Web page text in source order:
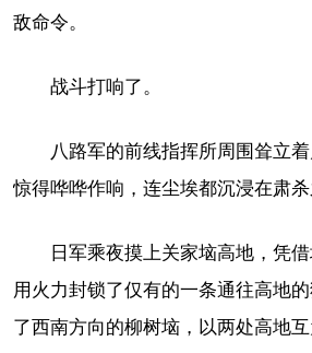
敌命令。
战斗打响了。
八路军的前线指挥所周围耸立
惊得哗哗作响，连尘埃都沉浸在肃杀
日军乘夜摸上关家垴高地，凭
用火力封锁了仅有的一条通往高地
了西南方向的柳树垴，以两处高地